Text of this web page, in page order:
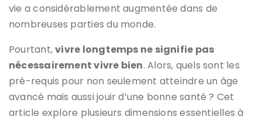
vie a considérablement augmentée dans de
nombreuses parties du monde.
Pourtant,vivre longtemps ne signifie pas
nécessairement vivre bien. Alors, quels sont les
pré-requis pour non seulement atteindre un âge
avancé mais aussi jouir d’une bonne santé ? Cet
article explore plusieurs dimensions essentielles à